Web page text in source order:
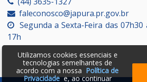
faleconosco@japura.pr.gov.br
Segunda a Sexta-Feira das
17h
Utilizamos cookies essenciais e
tecnologias semelhantes de
acordo com a nossa Política de
Privacidadee, ao continuar